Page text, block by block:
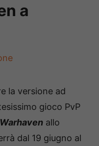
a
la versione ad
gioco PvP
Warhaven allo
dal 19 giugno al